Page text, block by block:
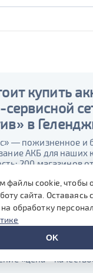
купить
сервисной
в
— пожизненное и
АКБ для наших
200 магазинов
широкий выбор
каталоге на сайте.
напрямую с
и у нас в
батареи.
продаваемых
«цена –
файлы cookie, чтобы
сайта. Оставаясь
на обработку
OK